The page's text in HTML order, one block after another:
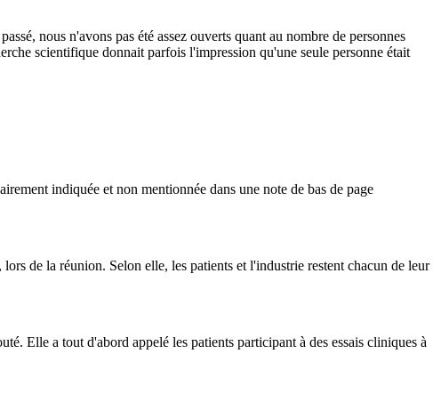
nous n'avons pas été assez ouverts quant au nombre de personnes
scientifique donnait parfois l'impression qu'une seule personne était
indiquée et non mentionnée dans une note de bas de page
de la réunion. Selon elle, les patients et l'industrie restent chacun de leur
Elle a tout d'abord appelé les patients participant à des essais cliniques à